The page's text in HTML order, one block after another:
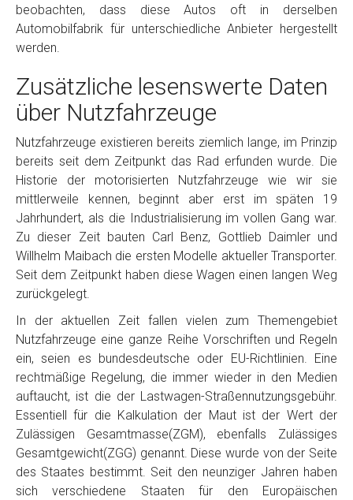
beobachten, dass diese Autos oft in derselben
Automobilfabrik für unterschiedliche Anbieter hergestellt
werden.
Zusätzliche lesenswerte Daten
über Nutzfahrzeuge
Nutzfahrzeuge existieren bereits ziemlich lange, im Prinzip
bereits seit dem Zeitpunkt das Rad erfunden wurde. Die
Historie der motorisierten Nutzfahrzeuge wie wir sie
mittlerweile kennen, beginnt aber erst im späten 19
Jahrhundert, als die Industrialisierung im vollen Gang war.
Zu dieser Zeit bauten Carl Benz, Gottlieb Daimler und
Willhelm Maibach die ersten Modelle aktueller Transporter.
Seit dem Zeitpunkt haben diese Wagen einen langen Weg
zurückgelegt.
In der aktuellen Zeit fallen vielen zum Themengebiet
Nutzfahrzeuge eine ganze Reihe Vorschriften und Regeln
ein, seien es bundesdeutsche oder EU-Richtlinien. Eine
rechtmäßige Regelung, die immer wieder in den Medien
auftaucht, ist die der Lastwagen-Straßennutzungsgebühr.
Essentiell für die Kalkulation der Maut ist der Wert der
Zulässigen Gesamtmasse(ZGM), ebenfalls Zulässiges
Gesamtgewicht(ZGG) genannt. Diese wurde von der Seite
des Staates bestimmt. Seit den neunziger Jahren haben
sich verschiedene Staaten für den Europäischen